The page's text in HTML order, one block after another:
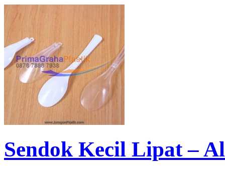
Sendok Kecil Lipat –